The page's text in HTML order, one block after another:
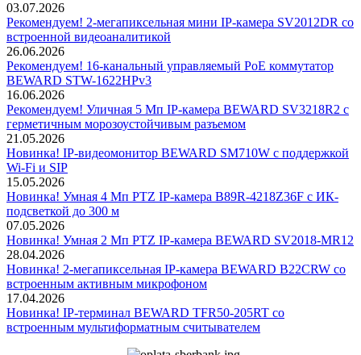
03.07.2026
Рекомендуем! 2-мегапиксельная мини IP-камера SV2012DR со
встроенной видеоаналитикой
26.06.2026
Рекомендуем! 16-канальный управляемый PoE коммутатор
BEWARD STW-1622HPv3
16.06.2026
Рекомендуем! Уличная 5 Мп IP-камера BEWARD SV3218R2 с
герметичным морозоустойчивым разъемом
21.05.2026
Новинка! IP-видеомонитор BEWARD SM710W с поддержкой
Wi-Fi и SIP
15.05.2026
Новинка! Умная 4 Мп PTZ IP-камера B89R-4218Z36F с ИК-
подсветкой до 300 м
07.05.2026
Новинка! Умная 2 Мп PTZ IP-камера BEWARD SV2018-MR12
28.04.2026
Новинка! 2-мегапиксельная IP-камера BEWARD B22CRW со
встроенным активным микрофоном
17.04.2026
Новинка! IP-терминал BEWARD TFR50-205RT со
встроенным мультиформатным считывателем